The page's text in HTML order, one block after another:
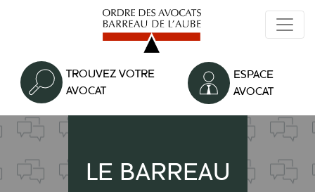
principal
TROUVEZ VOTRE
AVOCAT
ESPACE
AVOCAT
LE BARREAU